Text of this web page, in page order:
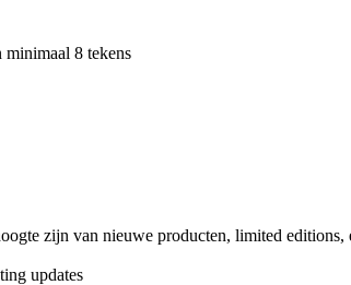
minimaal 8 tekens
zijn van nieuwe producten, limited editions,
updates